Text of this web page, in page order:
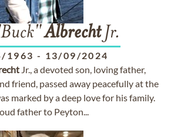
AlbrechtJr.
1963 - 13/09/2024
Jr., a devoted son, loving father,
friend, passed away peacefully at the
marked by a deep love for his family.
father to Peyton...